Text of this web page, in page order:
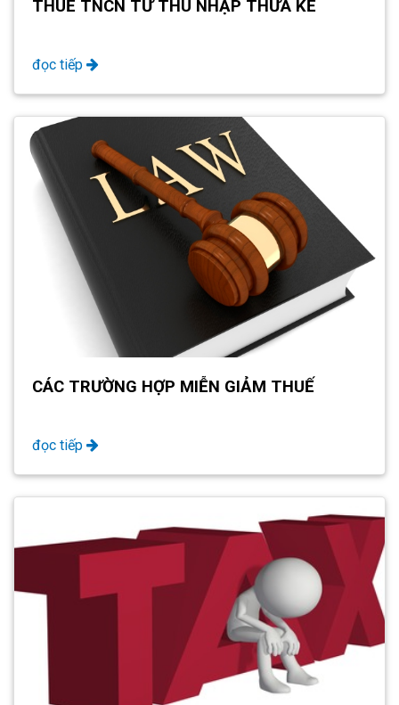
THUẾ TNCN TỪ THU NHẬP THỪA KẾ
đọc tiếp
CÁC TRƯỜNG HỢP MIỄN GIẢM THUẾ
đọc tiếp